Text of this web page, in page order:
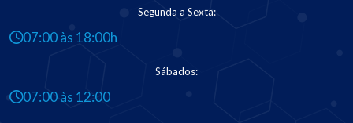
Segunda a Sexta:
07:00 às 18:00h
Sábados:
07:00 às 12:00